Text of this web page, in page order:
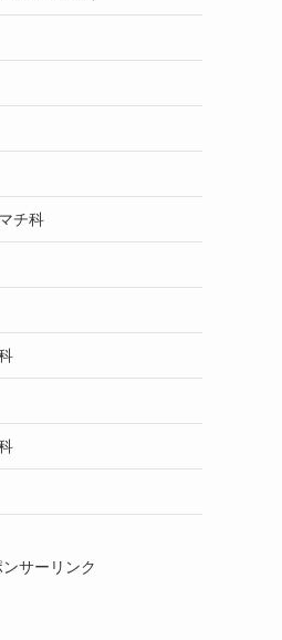
チ科
ンサーリンク